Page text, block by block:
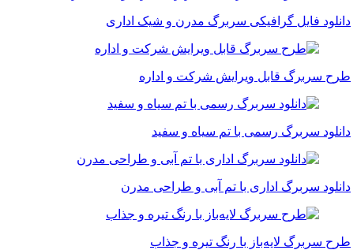
دانلود فایل گرافیکی سربرگ مدرن و شیک اداری
طرح سربرگ قابل ویرایش شرکت و اداره
دانلود سربرگ رسمی با تم سیاه و سفید
دانلود سربرگ اداری با تم آبی و طراحی مدرن
طرح سربرگ لایه‌باز با رنگ تیره و جذاب